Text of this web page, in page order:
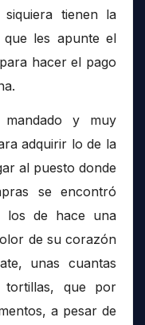
tienen la
les apunte el
hacer el pago
y muy
adquirir lo de la
al puesto donde
se encontró
los de hace una
de su corazón
unas cuantas
tortillas, que por
a pesar de